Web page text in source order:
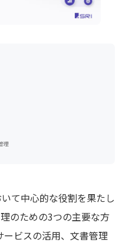
理
て中心的な役割を果たし
のための3つの主要な方
ビスの活用、文書管理